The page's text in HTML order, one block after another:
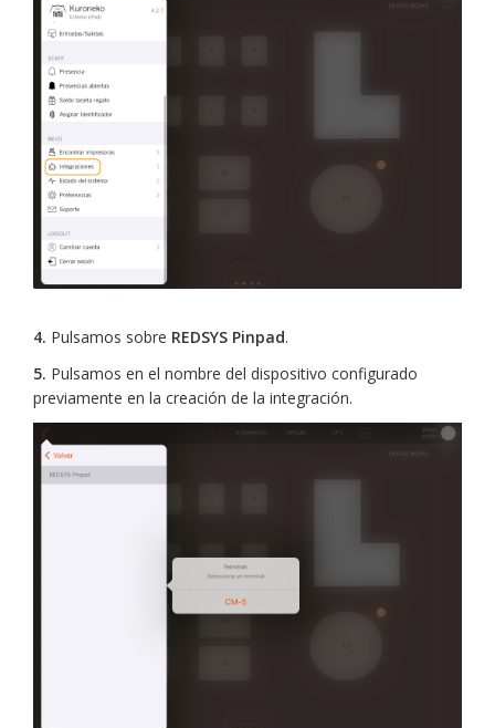
4. Pulsamos sobre REDSYS Pinpad.
5. Pulsamos en el nombre del dispositivo configurado
previamente en la creación de la integración.